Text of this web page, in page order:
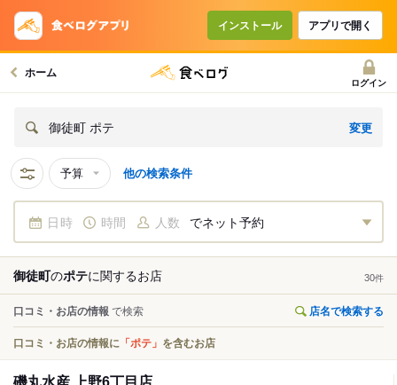
インストール アプリで開く
ホーム
ログイン
御徒町 ポテ 変更
予算 他の検索条件
日時 時間 人数 でネット予約
御徒町のポテに関するお店 30件
口コミ・お店の情報 で検索 店名で検索する
口コミ・お店の情報に 「ポテ」 を含むお店